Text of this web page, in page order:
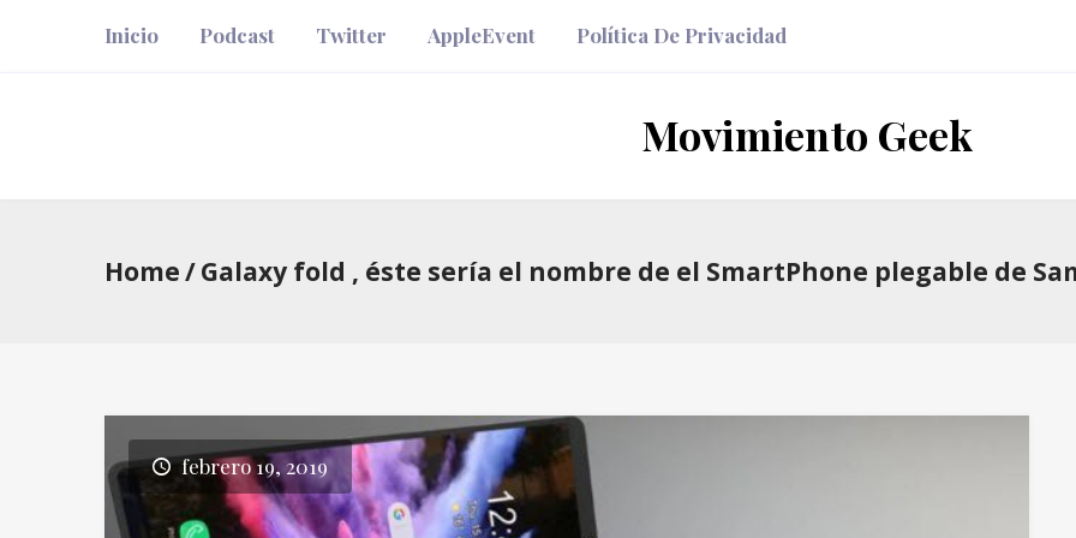
Inicio Podcast Twitter AppleEvent Política De Privacidad
Movimiento Geek
Home/Galaxy fold , éste sería el nombre de el SmartPhone plegable de
febrero 19, 2019